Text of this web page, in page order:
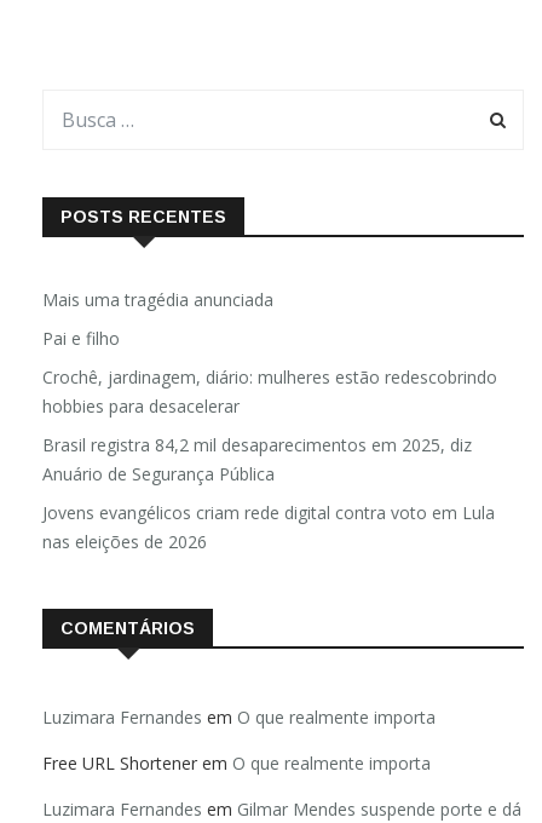
POSTS RECENTES
Mais uma tragédia anunciada
Pai e filho
Crochê, jardinagem, diário: mulheres estão redescobrindo
hobbies para desacelerar
Brasil registra 84,2 mil desaparecimentos em 2025, diz
Anuário de Segurança Pública
Jovens evangélicos criam rede digital contra voto em Lula
nas eleições de 2026
COMENTÁRIOS
Luzimara Fernandes em O que realmente importa
Free URL Shortener em O que realmente importa
Luzimara Fernandes em Gilmar Mendes suspende porte e dá